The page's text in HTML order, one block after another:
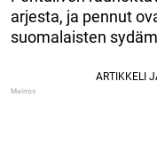
arjesta, ja pennut
suomalaisten